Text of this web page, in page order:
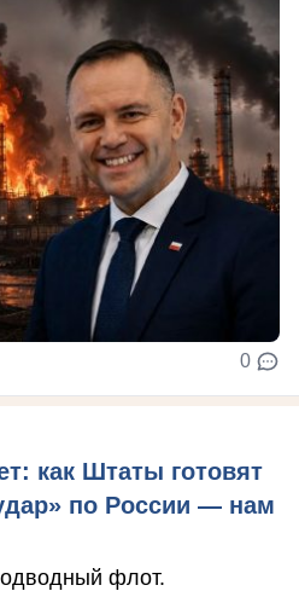
0
как Штаты готовят
по России — нам
флот.